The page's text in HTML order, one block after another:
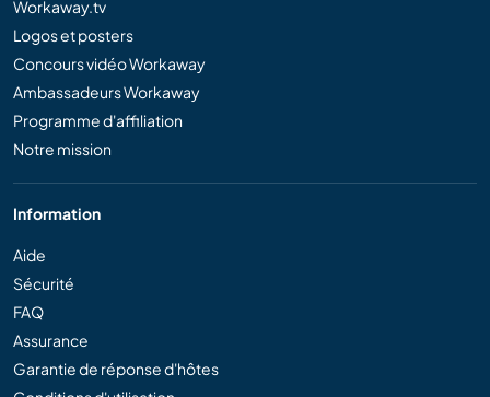
Workaway.tv
Logos et posters
Concours vidéo Workaway
Ambassadeurs Workaway
Programme d'affiliation
Notre mission
Information
Aide
Sécurité
FAQ
Assurance
Garantie de réponse d'hôtes